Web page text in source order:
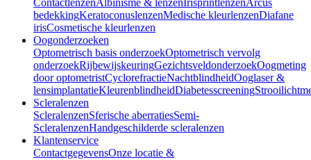
ContactlenzenAlbinisme & lenzenIrisprintlenzenArcus
bedekkingKeratoconuslenzenMedische kleurlenzenDiafane
irisCosmetische kleurlenzen
Oogonderzoeken
Optometrisch basis onderzoekOptometrisch vervolg
onderzoekRijbewijskeuringGezichtsveldonderzoekOogmeting
door optometristCyclorefractieNachtblindheidOoglaser &
lensimplantatieKleurenblindheidDiabetesscreening
Scleralenzen
ScleralenzenSferische aberratiesSemi-
ScleralenzenHandgeschilderde scleralenzen
Klantenservice
ContactgegevensOnze locatie &